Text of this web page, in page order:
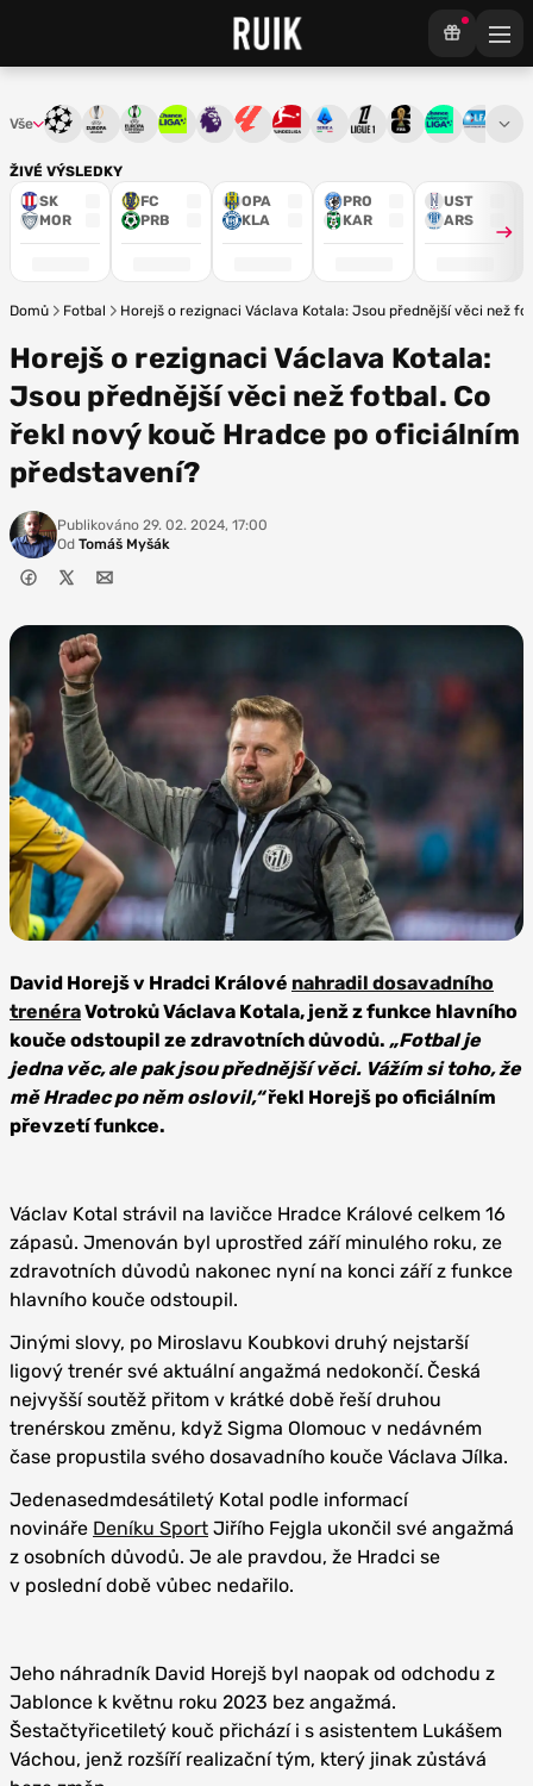
ŽIVÉ VÝSLEDKY
SK
MOR
FC
PRB
OPA
KLA
PRO
KAR
UST
ARS
Vše Liga mistrůEvropská liga
Konferenční liga
Chance ligaPremier League
La LigaBundesliga
Serie ALigue 1Mistrovství světa
Chance3. ČFL
Domů Fotbal Horejš o rezignaci Václava Kotala: Jsou přednější věci než
Horejš o rezignaci Václava Kotala:
Jsou přednější věci než fotbal. Co
řekl nový kouč Hradce po oficiálním
představení?
Publikováno 29. 02. 2024, 17:00
Od Tomáš Myšák
České Budějovice
David Horejš v Hradci Králové nahradil dosavadního
trenéraVotroků Václava Kotala, jenž z funkce hlavního
kouče odstoupil ze zdravotních důvodů. „Fotbal je
jedna věc, ale pak jsou přednější věci. Vážím si toho, že
mě Hradec po něm oslovil,“řekl Horejš po oficiálním
převzetí funkce.
Václav Kotal strávil na lavičce Hradce Králové celkem 16
zápasů. Jmenován byl uprostřed září minulého roku, ze
zdravotních důvodů nakonec nyní na konci září z funkce
hlavního kouče odstoupil.
Jinými slovy, po Miroslavu Koubkovi druhý nejstarší
ligový trenér své aktuální angažmá nedokončí. Česká
nejvyšší soutěž přitom v krátké době řeší druhou
trenérskou změnu, když Sigma Olomouc v nedávném
čase propustila svého dosavadního kouče Václava Jílka.
Jedenasedmdesátiletý Kotal podle informací
novináře Deníku Sport Jiřího Fejgla ukončil své angažmá
z osobních důvodů. Je ale pravdou, že Hradci se
v poslední době vůbec nedařilo.
Jeho náhradník David Horejš byl naopak od odchodu z
Jablonce k květnu roku 2023 bez angažmá.
Šestačtyřicetiletý kouč přichází i s asistentem Lukášem
Váchou, jenž rozšíří realizační tým, který jinak zůstává